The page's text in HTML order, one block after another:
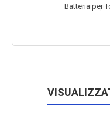
Batteria per